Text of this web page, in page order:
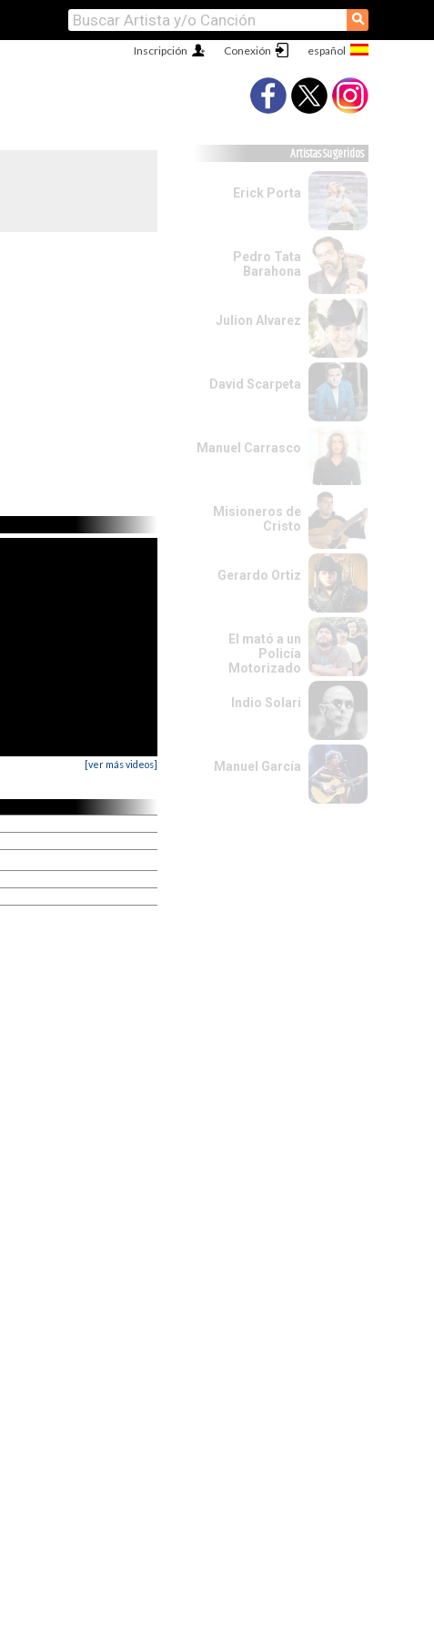
⚲
Conexión
Inscripción
[ver más videos]
Artistas Sugeridos
Erick Porta
Pedro Tata
Barahona
Julion Alvarez
David Scarpeta
Manuel Carrasco
Misioneros de
Cristo
Gerardo Ortiz
El mató a un
Policía
Motorizado
Indio Solari
Manuel García